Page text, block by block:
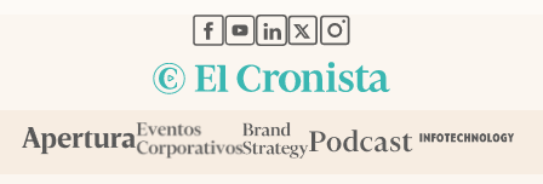
abre en nueva pestaña
abre en nueva pestaña
abre en nueva pestaña
abre en nueva pestaña
abre en nueva pestaña